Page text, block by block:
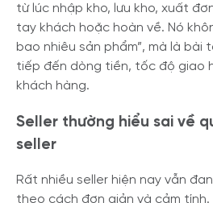
từ lúc nhập kho, lưu kho, xuất
tay khách hoặc hoàn về. Nó
bao nhiêu sản phẩm”, mà là bài
tiếp đến dòng tiền, tốc độ giao
khách hàng.
Seller thường hiểu sai về
seller
Rất nhiều seller hiện nay vẫn
theo cách đơn giản và cảm tính.